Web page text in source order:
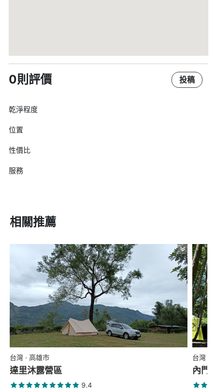
0則評價 投稿
乾淨程度
位置
性價比
服務
相關推薦
台灣 · 高雄市
達里沐露營區
9.4
台灣 ·
內門